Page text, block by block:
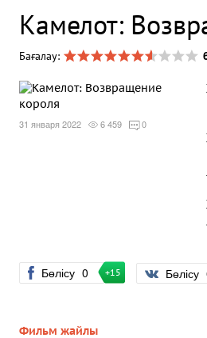
Камелот:
Бағалау:
31 января 2022 6 459 0
Бөлісу 0 +15 Бөлісу
Фильм жайлы